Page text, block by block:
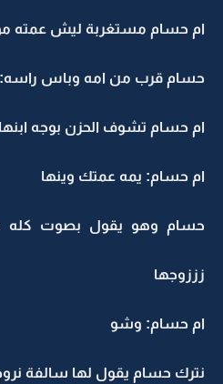
ام حسام مستغربة ليش عمته
حسام قرب من امه وباس
ام حسام تشوف الحزن بوجه ابنها:
ام حسام: يمه عمتك وينها
حسام وهو يقول بصوت كله
زززوجها
ام حسام: وشو
نترك حسام يقول لها سالفة